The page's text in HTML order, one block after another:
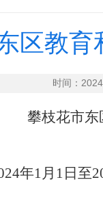
区教
时间：
攀枝花市
年1月1日至